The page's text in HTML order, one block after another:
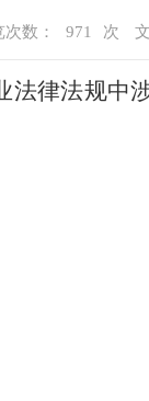
数： 971 次
律法规中